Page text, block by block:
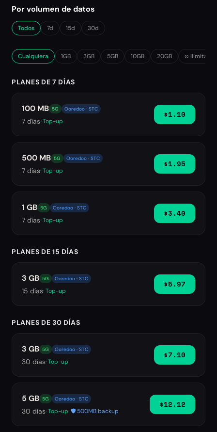
Por volumen de datos
Todos 7d 15d 30d
Cualquiera 1GB 3GB 5GB 10GB 20GB ∞ Ilimitado
PLANES DE 7 DÍAS
100 MB 5G Ooredoo · STC
7 días· Top-up
$1.10
500 MB 5G Ooredoo · STC
7 días· Top-up
$1.95
1 GB 5G Ooredoo · STC
7 días· Top-up
$3.40
PLANES DE 15 DÍAS
3 GB 5G Ooredoo · STC
15 días· Top-up
$5.97
PLANES DE 30 DÍAS
3 GB 5G Ooredoo · STC
30 días· Top-up
$7.10
5 GB 5G Ooredoo · STC
30 días· Top-up· 🛡️ 500MB backup
$12.12